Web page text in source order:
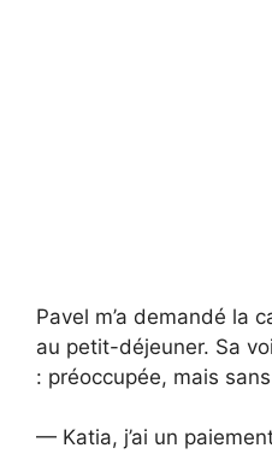
Pavel m’a demandé la
au petit-déjeuner. Sa
: préoccupée, mais
— Katia, j’ai un